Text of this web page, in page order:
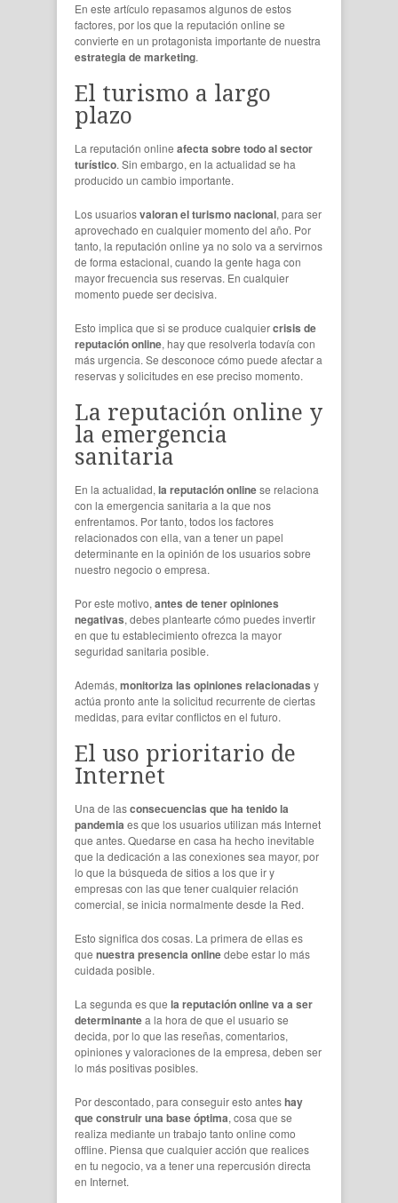
En este artículo repasamos algunos de estos
factores, por los que la reputación online se
convierte en un protagonista importante de nuestra
estrategia de marketing.
El turismo a largo
plazo
La reputación online afecta sobre todo al sector
turístico. Sin embargo, en la actualidad se ha
producido un cambio importante.
Los usuariosvaloran el turismo nacional, para ser
aprovechado en cualquier momento del año. Por
tanto, la reputación online ya no solo va a servirnos
de forma estacional, cuando la gente haga con
mayor frecuencia sus reservas. En cualquier
momento puede ser decisiva.
Esto implica que si se produce cualquiercrisis de
reputación online, hay que resolverla todavía con
más urgencia. Se desconoce cómo puede afectar a
reservas y solicitudes en ese preciso momento.
La reputación online y
la emergencia
sanitaria
En la actualidad,la reputación onlinese relaciona
con la emergencia sanitaria a la que nos
enfrentamos. Por tanto, todos los factores
relacionados con ella, van a tener un papel
determinante en la opinión de los usuarios sobre
nuestro negocio o empresa.
Por este motivo,antes de tener opiniones
negativas, debes plantearte cómo puedes invertir
en que tu establecimiento ofrezca la mayor
seguridad sanitaria posible.
Además,monitoriza las opiniones relacionadas y
actúa pronto ante la solicitud recurrente de ciertas
medidas, para evitar conflictos en el futuro.
El uso prioritario de
Internet
Una de lasconsecuencias que ha tenido la
pandemia es que los usuarios utilizan más Internet
que antes. Quedarse en casa ha hecho inevitable
que la dedicación a las conexiones sea mayor, por
lo que la búsqueda de sitios a los que ir y
empresas con las que tener cualquier relación
comercial, se inicia normalmente desde la Red.
Esto significa dos cosas. La primera de ellas es
que nuestra presencia onlinedebe estar lo más
cuidada posible.
La segunda es que la reputación online va a ser
determinantea la hora de que el usuario se
decida, por lo que las reseñas, comentarios,
opiniones y valoraciones de la empresa, deben ser
lo más positivas posibles.
Por descontado, para conseguir esto anteshay
que construir una base óptima, cosa que se
realiza mediante un trabajo tanto online como
offline. Piensa que cualquier acción que realices
en tu negocio, va a tener una repercusión directa
en Internet.